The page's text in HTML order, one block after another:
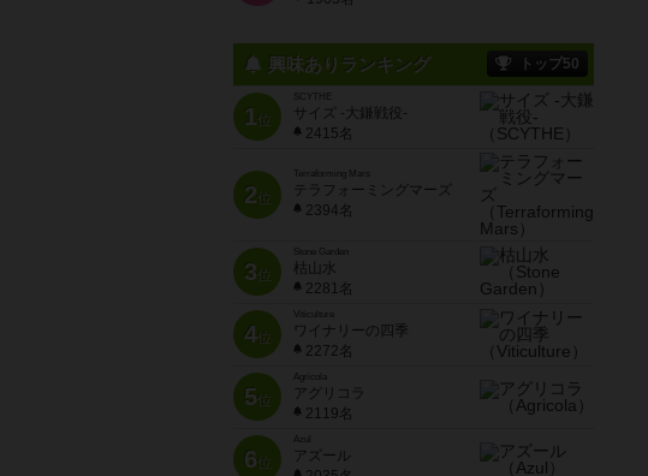
興味ありランキング トップ50
1位
SCYTHE
サイズ -大鎌戦役-
2415名
2位
Terraforming Mars
テラフォーミングマーズ
2394名
3位
Stone Garden
枯山水
2281名
4位
Viticulture
ワイナリーの四季
2272名
5位
Agricola
アグリコラ
2119名
6位
Azul
アズール